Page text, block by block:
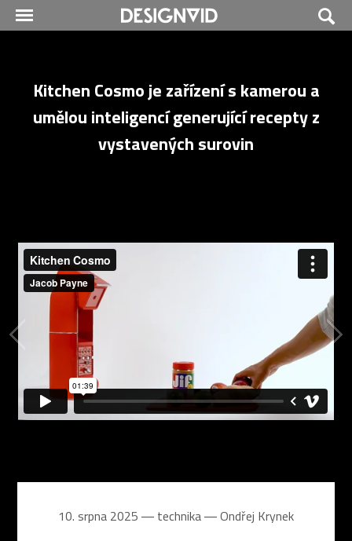
Kitchen Cosmo je zařízení s kamerou a
umělou inteligencí generující recepty z
vystavených surovin
10. srpna 2025 ― technika ―Ondřej Krynek